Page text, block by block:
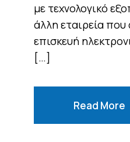
με τεχνολογικό
άλλη εταιρεία που
επισκευή
[…]
Read More